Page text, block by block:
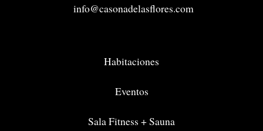
info@casonadelasflores.com
Habitaciones
Eventos
Sala Fitness + Sauna